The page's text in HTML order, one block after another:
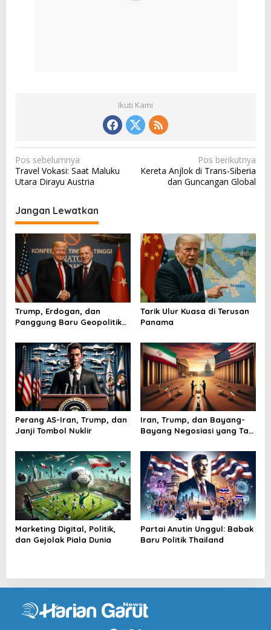
Ikuti Kami
N
a
i
g
a
s
i
p
o
s
Pos sebelumnya
Travel Vokasi: Saat Maluku
Utara Dirayu Austria
Pos berikutnya
Kereta Anjlok di Trans-Siberia
dan Guncangan Global
Jangan Lewatkan
Trump, Erdogan, dan
Panggung Baru Geopolitik
Tarik Ulur Kuasa di Terusan
Panama
Perang AS-Iran, Trump, dan
Janji Tombol Nuklir
Iran, Trump, dan Bayang-
Bayang Negosiasi yang Tak
Marketing Digital, Politik,
dan Gejolak Piala Dunia
Partai Anutin Unggul: Babak
Baru Politik Thailand